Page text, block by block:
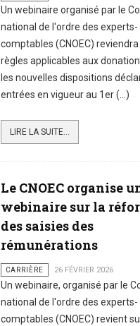
Un webinaire organisé par le
national de l'ordre des experts-
comptables (CNOEC) reviendra
règles applicables aux
les nouvelles dispositions
entrées en vigueur au 1er (...)
LIRE LA SUITE...
Le CNOEC organise
webinaire sur la
des saisies des
rémunérations
CARRIÈRE 26 FÉVRIER 2026
Un webinaire, organisé par le
national de l'ordre des experts-
comptables (CNOEC) revient